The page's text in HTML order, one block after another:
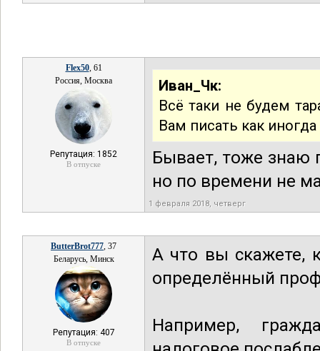
Flex50, 61
Россия, Москва
Репутация: 1852
В отпуске
Иван_Чк:
Всё таки не будем
Вам писать как
Бывает, тоже знаю
но по времени не
1 февраля 2018, четверг
ButterBrot777, 37
Беларусь, Минск
Репутация: 407
В отпуске
А что вы скажете,
определённый
Например,